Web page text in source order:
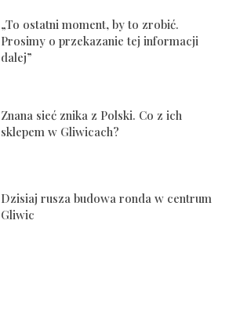
„To ostatni moment, by to zrobić.
Prosimy o przekazanie tej informacji
dalej”
Znana sieć znika z Polski. Co z ich
sklepem w Gliwicach?
Dzisiaj rusza budowa ronda w centrum
Gliwic